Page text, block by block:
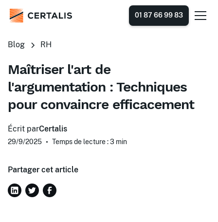
01 87 66 99 83
Blog RH
Maîtriser l'art de
l'argumentation : Techniques
pour convaincre efficacement
Écrit parCertalis
29/9/2025 • Temps de lecture : 3 min
Partager cet article